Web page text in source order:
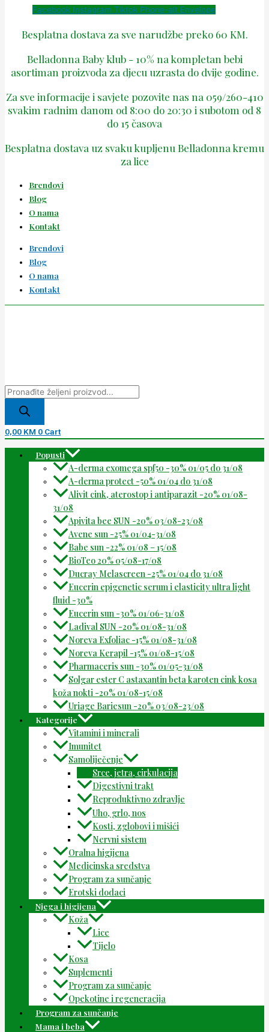
Facebook Instagram Tiktok Phone-alt Envelope
Besplatna dostava za sve narudžbe preko 60 KM.
Belladonna Baby klub - 10% na kompletan bebi
asortiman proizvoda za djecu uzrasta do dvije godine.
Za sve informacije i savjete pozovite nas na 059/260-410
svakim radnim danom od 8:00 do 20:30 i subotom od 8
do 15 časova
Besplatna dostava uz svaku kupljenu Belladonna kremu
za lice
Brendovi
Blog
O nama
Kontakt
Brendovi
Blog
O nama
Kontakt
0,00 KM 0 Cart
Popusti
A-derma exomega spf50 -30% 01/05 do 31/08
A-derma protect -50% 01/04 do 31/08
Alivit cink, aterostop i antiparazit -20% 01/08-
31/08
Apivita bee SUN -20% 03/08-23/08
Avene sun -25% 01/04-31/08
Babe sun -22% 01/08 – 15/08
BioTeo 20% 05/08-17/08
Ducray Melascreen -25% 01/04 do 31/08
Eucerin epigenetic serum i elasticity ultra light
fluid -30%
Eucerin sun -30% 01/06-31/08
Ladival SUN -20% 01/08-31/08
Noreva Exfoliac -15% 01/08-31/08
Noreva Kerapil -15% 01/08-15/08
Pharmaceris sun -30% 01/05-31/08
Solgar ester C astaxantin beta karoten cink kosa
koža nokti -20% 01/08-15/08
Uriage Bariesun -20% 03/08-23/08
Kategorije
Vitamini i minerali
Imunitet
Samoliječenje
Srce, jetra, cirkulacija
Digestivni trakt
Reproduktivno zdravlje
Uho, grlo, nos
Kosti, zglobovi i mišići
Nervni sistem
Oralna higijena
Medicinska sredstva
Program za sunčanje
Erotski dodaci
Njega i higijena
Koža
Lice
Tijelo
Kosa
Suplementi
Program za sunčanje
Opekotine i regeneracija
Program za sunčanje
Mama i beba